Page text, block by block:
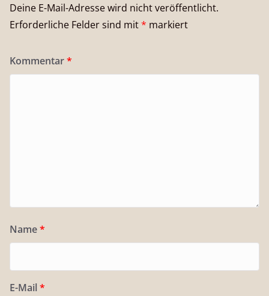
Deine E-Mail-Adresse wird nicht veröffentlicht.
Erforderliche Felder sind mit* markiert
Kommentar*
Name*
E-Mail *